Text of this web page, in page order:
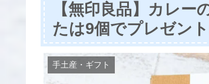
【無印良品】カレ
たは9個でプレゼン
手土産・ギフト